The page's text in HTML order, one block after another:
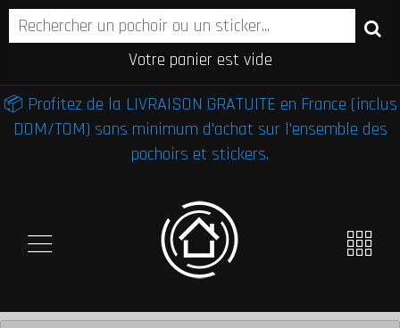
Votre panier est vide
📦 Profitez de la LIVRAISON GRATUITE en France (inclus
DOM/TOM) sans minimum d'achat sur l'ensemble des
pochoirs et stickers.